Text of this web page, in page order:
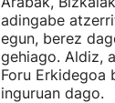
adingabe
egun, berez
gehiago. Aldiz,
Foru Erkidegoa
inguruan dago.